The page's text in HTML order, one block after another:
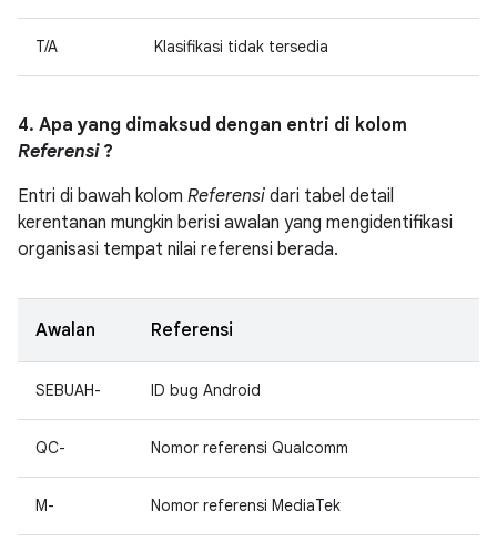
T/A Klasifikasi tidak tersedia
4. Apa yang dimaksud dengan entri di kolom
Referensi?
Entri di bawah kolom Referensi dari tabel detail
kerentanan mungkin berisi awalan yang mengidentifikasi
organisasi tempat nilai referensi berada.
Awalan Referensi
SEBUAH- ID bug Android
QC- Nomor referensi Qualcomm
M- Nomor referensi MediaTek